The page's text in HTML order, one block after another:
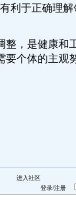
利于正确理
，是健康和
要个体的主观
进入社区
登录/注册